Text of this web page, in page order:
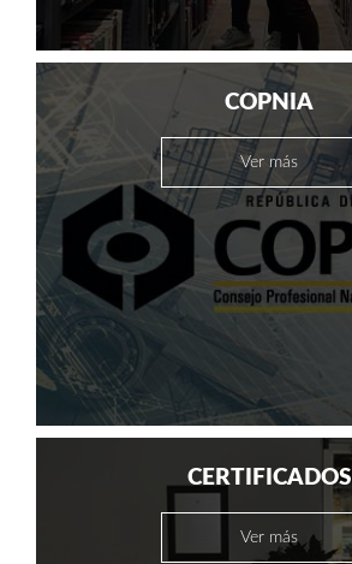
COPNIA
Ver más
CERTIFICADOS
Ver más